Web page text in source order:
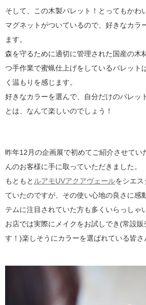
そして、この木製パレット！とってもかわ
マグネットがついているので、好きなカラ
ます。
森を守るために適切に管理された国産の木
つ手作業で蜜蝋仕上げをしているパレット
く温もりを感じます。
好きなカラーを選んで、自分だけのパレッ
とは、なんて楽しいのでしょう！
昨年12月の企画展で初めてご紹介させてい
んのお客様に手に取っていただきました。
もともと ルアモUVアクアヴェールをシエ
ていたのですが、その使い心地の良さに感
テムに注目されていた方も多くいらっしゃ
お店では実際にメイクをお試しでき(常設販
す！)楽しそうにカラーを選ばれている皆さ